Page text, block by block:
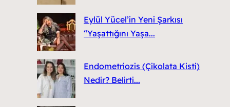
Eylül Yücel’in Yeni Şarkısı
“Yaşattığını Yaşa...
Endometriozis (Çikolata Kisti)
Nedir? Belirti...